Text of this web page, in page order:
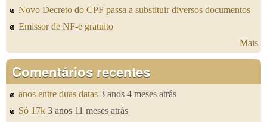
Novo Decreto do CPF passa a substituir diversos documentos
Emissor de NF-e gratuito
Mais
Comentários recentes
anos entre duas datas 3 anos 4 meses atrás
Só 17k 3 anos 11 meses atrás